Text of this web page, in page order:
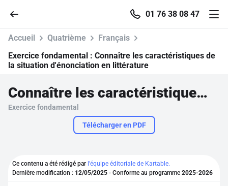
01 76 38 08 47
Parcourir
Se connecter
Accueil Quatrième
Français
Exercice fondamental : Connaître les caractéristiques de
la situation d'énonciation en littérature
Connaître les caractéristiques de la situation d'énonciation en littérature
Exercice fondamental
Télécharger en PDF
Ce contenu a été rédigé par l'équipe éditoriale de Kartable.
Dernière modification : 12/05/2025 - Conforme au programme 2025-2026